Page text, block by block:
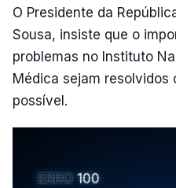
O Presidente da
Sousa, insiste que o
problemas no Instituto
Médica sejam resolvidos
possível.
ERRO 100